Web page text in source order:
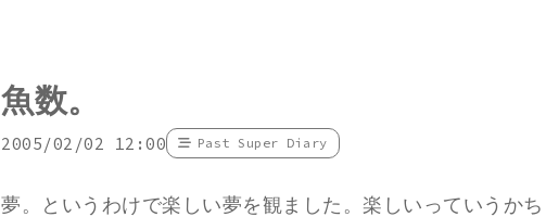
魚数。
2005/02/02 12:00 Past Super Diary
夢。というわけで楽しい夢を観ました。楽しいっていうか